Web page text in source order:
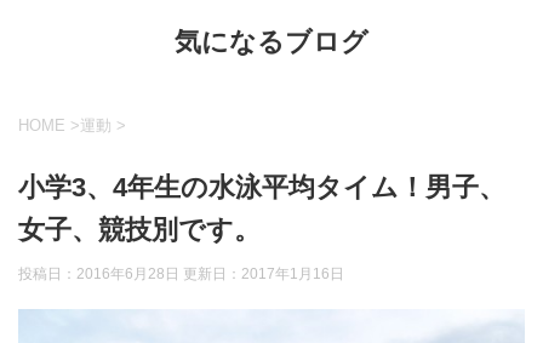
気になるブログ
HOME >運動 >
小学3、4年生の水泳平均タイム！男子、
女子、競技別です。
投稿日：2016年6月28日 更新日： 2017年1月16日